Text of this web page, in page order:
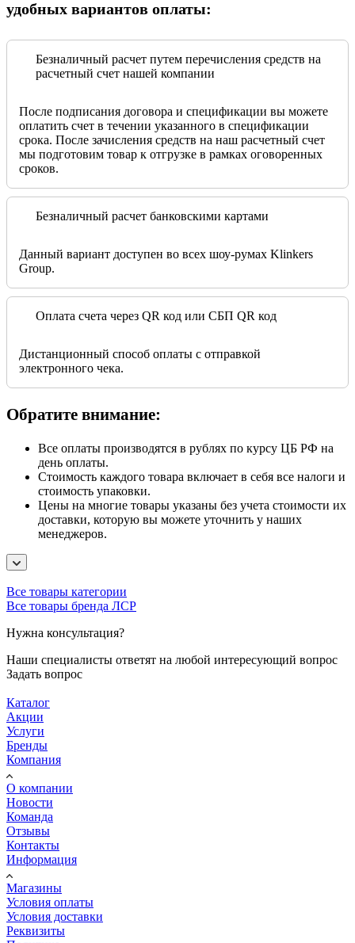
удобных вариантов оплаты:
Безналичный расчет путем перечисления средств на
расчетный счет нашей компании
После подписания договора и спецификации вы можете
оплатить счет в течении указанного в спецификации
срока. После зачисления средств на наш расчетный счет
мы подготовим товар к отгрузке в рамках оговоренных
сроков.
Безналичный расчет банковскими картами
Данный вариант доступен во всех шоу-румах Klinkers
Group.
Оплата счета через QR код или СБП QR код
Дистанционный способ оплаты с отправкой
электронного чека.
Обратите внимание:
Все оплаты производятся в рублях по курсу ЦБ РФ на
день оплаты.
Стоимость каждого товара включает в себя все налоги и
стоимость упаковки.
Цены на многие товары указаны без учета стоимости их
доставки, которую вы можете уточнить у наших
менеджеров.
Все товары категории
Все товары бренда ЛСР
Нужна консультация?
Наши специалисты ответят на любой интересующий вопрос
Задать вопрос
Каталог
Акции
Услуги
Бренды
Компания
О компании
Новости
Команда
Отзывы
Контакты
Информация
Магазины
Условия оплаты
Условия доставки
Реквизиты